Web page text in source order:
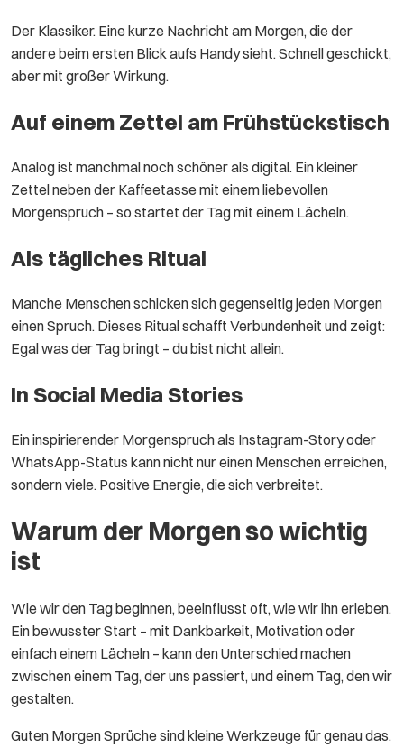
Der Klassiker. Eine kurze Nachricht am Morgen, die der
andere beim ersten Blick aufs Handy sieht. Schnell geschickt,
aber mit großer Wirkung.
Auf einem Zettel am Frühstückstisch
Analog ist manchmal noch schöner als digital. Ein kleiner
Zettel neben der Kaffeetasse mit einem liebevollen
Morgenspruch – so startet der Tag mit einem Lächeln.
Als tägliches Ritual
Manche Menschen schicken sich gegenseitig jeden Morgen
einen Spruch. Dieses Ritual schafft Verbundenheit und zeigt:
Egal was der Tag bringt – du bist nicht allein.
In Social Media Stories
Ein inspirierender Morgenspruch als Instagram-Story oder
WhatsApp-Status kann nicht nur einen Menschen erreichen,
sondern viele. Positive Energie, die sich verbreitet.
Warum der Morgen so wichtig
ist
Wie wir den Tag beginnen, beeinflusst oft, wie wir ihn erleben.
Ein bewusster Start – mit Dankbarkeit, Motivation oder
einfach einem Lächeln – kann den Unterschied machen
zwischen einem Tag, der uns passiert, und einem Tag, den wir
gestalten.
Guten Morgen Sprüche sind kleine Werkzeuge für genau das.